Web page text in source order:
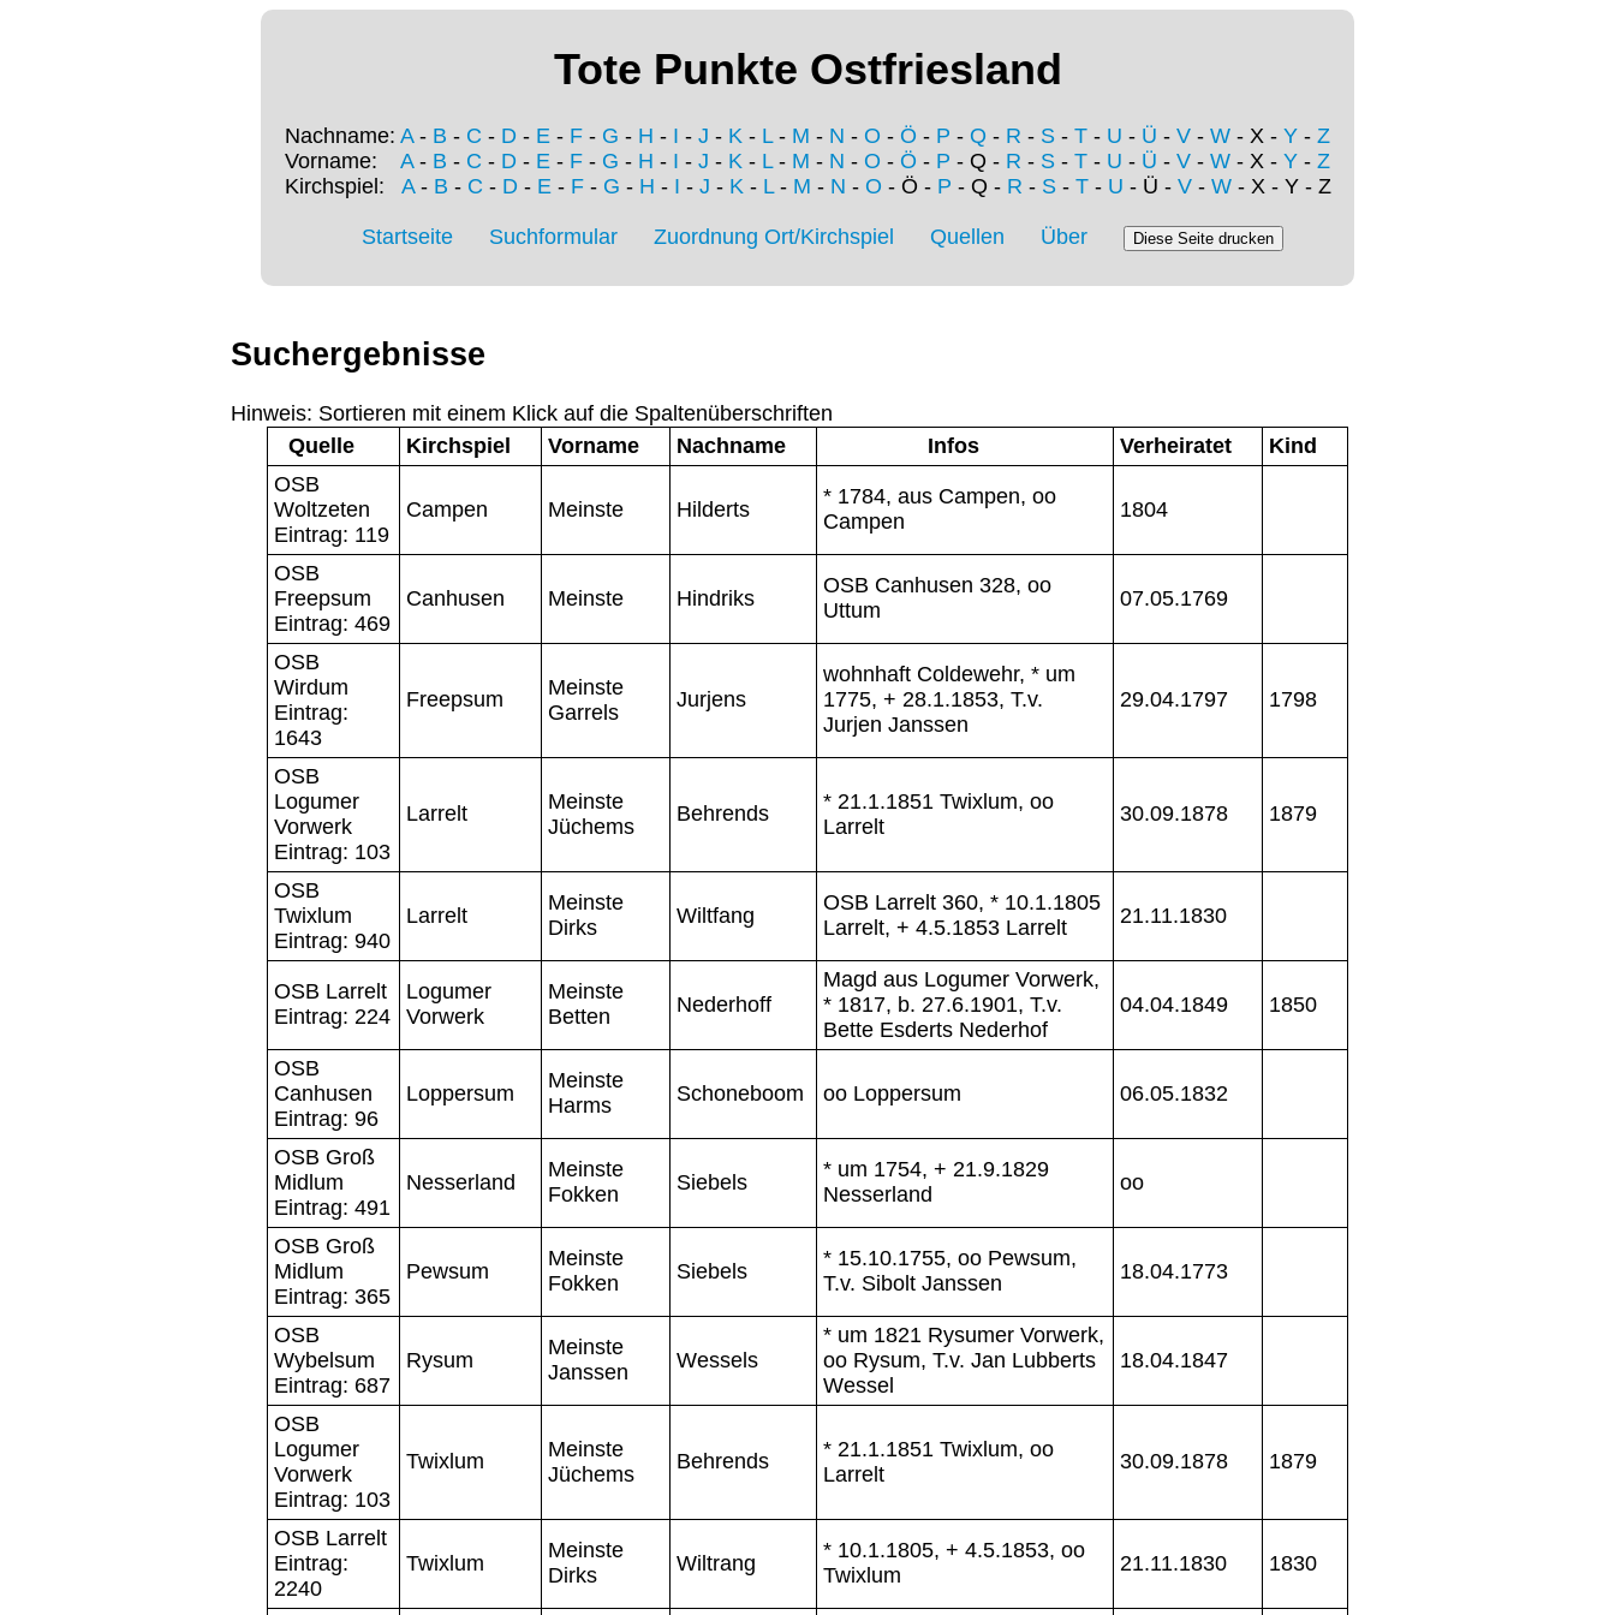
Tote Punkte Ostfriesland
Nachname: A- B - C - D - E - F - G - H - I - J - K - L- M - N - O - Ö - P - Q - R - S - T - U - Ü - V - W - X - Y - Z
Vorname: A- B - C - D - E - F - G - H - I - J - K - L- M - N - O - Ö - P - Q - R - S - T - U - Ü - V - W - X - Y - Z
Kirchspiel: A- B - C - D- E- F- G - H - I - J - K- L- M - N - O - Ö - P - Q - R - S- T- U - Ü - V- W- X - Y - Z
Startseite Suchformular Zuordnung Ort/Kirchspiel Quellen Über
Suchergebnisse
Hinweis: Sortieren mit einem Klick auf die Spaltenüberschriften
Quelle
Kirchspiel Vorname Nachname Infos Verheiratet
Kind
OSB
Woltzeten
Eintrag: 119
Campen Meinste Hilderts
* 1784, aus Campen, oo
Campen
1804
OSB
Freepsum
Eintrag: 469
Canhusen Meinste Hindriks
OSB Canhusen 328, oo
Uttum
07.05.1769
OSB
Wirdum
Eintrag:
1643
Freepsum
Meinste
Garrels
Jurjens
wohnhaft Coldewehr, * um
1775, + 28.1.1853, T.v.
Jurjen Janssen
29.04.1797 1798
OSB
Logumer
Vorwerk
Eintrag: 103
Larrelt
Meinste
Jüchems
Behrends
* 21.1.1851 Twixlum, oo
Larrelt
30.09.1878 1879
OSB
Twixlum
Eintrag: 940
Larrelt
Meinste
Dirks
Wiltfang
OSB Larrelt 360, * 10.1.1805
Larrelt, + 4.5.1853 Larrelt
21.11.1830
OSB Larrelt
Eintrag: 224
Logumer
Vorwerk
Meinste
Betten
Nederhoff
Magd aus Logumer Vorwerk,
* 1817, b. 27.6.1901, T.v.
Bette Esderts Nederhof
04.04.1849 1850
OSB
Canhusen
Eintrag: 96
Loppersum
Meinste
Harms
Schoneboom oo Loppersum 06.05.1832
OSB Groß
Midlum
Eintrag: 491
Nesserland
Meinste
Fokken
Siebels
* um 1754, + 21.9.1829
Nesserland
oo
OSB Groß
Midlum
Eintrag: 365
Pewsum
Meinste
Fokken
Siebels
* 15.10.1755, oo Pewsum,
T.v. Sibolt Janssen
18.04.1773
OSB
Wybelsum
Eintrag: 687
Rysum
Meinste
Janssen
Wessels
* um 1821 Rysumer Vorwerk,
oo Rysum, T.v. Jan Lubberts
Wessel
18.04.1847
OSB
Logumer
Vorwerk
Eintrag: 103
Twixlum
Meinste
Jüchems
Behrends
* 21.1.1851 Twixlum, oo
Larrelt
30.09.1878 1879
OSB Larrelt
Eintrag:
2240
Twixlum
Meinste
Dirks
Wiltrang
* 10.1.1805, + 4.5.1853, oo
Twixlum
21.11.1830 1830